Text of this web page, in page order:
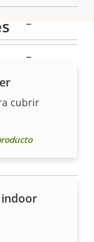
–
–
0 to 45 °C
cubrir